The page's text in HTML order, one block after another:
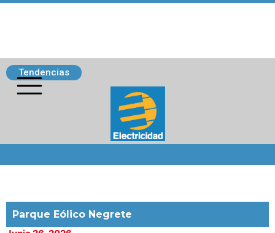
Tendencias
Parque Eólico Negrete